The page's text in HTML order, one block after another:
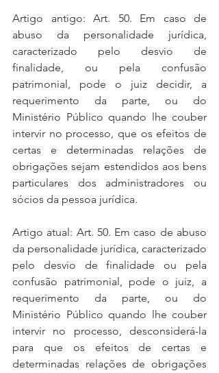
Artigo antigo: Art. 50. Em caso de
abuso da personalidade jurídica,
caracterizado pelo desvio de
finalidade, ou pela confusão
patrimonial, pode o juiz decidir, a
requerimento da parte, ou do
Ministério Público quando lhe couber
intervir no processo, que os efeitos de
certas e determinadas relações de
obrigações sejam estendidos aos bens
particulares dos administradores ou
sócios da pessoa jurídica.
Artigo atual: Art. 50. Em caso de abuso
da personalidade jurídica, caracterizado
pelo desvio de finalidade ou pela
confusão patrimonial, pode o juiz, a
requerimento da parte, ou do
Ministério Público quando lhe couber
intervir no processo, desconsiderá-la
para que os efeitos de certas e
determinadas relações de obrigações